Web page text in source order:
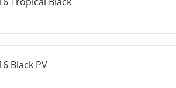
Black PV